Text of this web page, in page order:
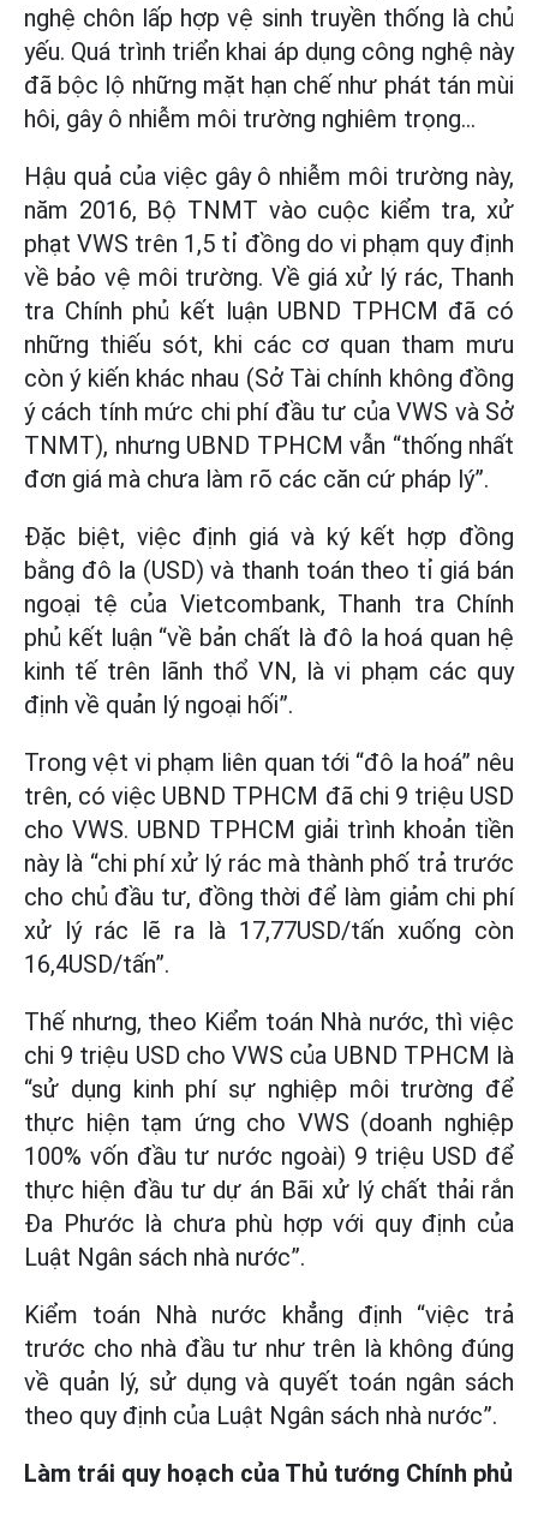
nghệ chôn lấp hợp vệ sinh truyền thống là chủ
yếu. Quá trình triển khai áp dụng công nghệ này
đã bộc lộ những mặt hạn chế như phát tán mùi
hôi, gây ô nhiễm môi trường nghiêm trọng...
Hậu quả của việc gây ô nhiễm môi trường này,
năm 2016, Bộ TNMT vào cuộc kiểm tra, xử
phạt VWS trên 1,5 tỉ đồng do vi phạm quy định
về bảo vệ môi trường. Về giá xử lý rác, Thanh
tra Chính phủ kết luận UBND TPHCM đã có
những thiếu sót, khi các cơ quan tham mưu
còn ý kiến khác nhau (Sở Tài chính không đồng
ý cách tính mức chi phí đầu tư của VWS và Sở
TNMT), nhưng UBND TPHCM vẫn “thống nhất
đơn giá mà chưa làm rõ các căn cứ pháp lý”.
Đặc biệt, việc định giá và ký kết hợp đồng
bằng đô la (USD) và thanh toán theo tỉ giá bán
ngoại tệ của Vietcombank, Thanh tra Chính
phủ kết luận “về bản chất là đô la hoá quan hệ
kinh tế trên lãnh thổ VN, là vi phạm các quy
định về quản lý ngoại hối”.
Trong vệt vi phạm liên quan tới “đô la hoá” nêu
trên, có việc UBND TPHCM đã chi 9 triệu USD
cho VWS. UBND TPHCM giải trình khoản tiền
này là “chi phí xử lý rác mà thành phố trả trước
cho chủ đầu tư, đồng thời để làm giảm chi phí
xử lý rác lẽ ra là 17,77USD/tấn xuống còn
16,4USD/tấn”.
Thế nhưng, theo Kiểm toán Nhà nước, thì việc
chi 9 triệu USD cho VWS của UBND TPHCM là
“sử dụng kinh phí sự nghiệp môi trường để
thực hiện tạm ứng cho VWS (doanh nghiệp
100% vốn đầu tư nước ngoài) 9 triệu USD để
thực hiện đầu tư dự án Bãi xử lý chất thải rắn
Đa Phước là chưa phù hợp với quy định của
Luật Ngân sách nhà nước”.
Kiểm toán Nhà nước khẳng định “việc trả
trước cho nhà đầu tư như trên là không đúng
về quản lý, sử dụng và quyết toán ngân sách
theo quy định của Luật Ngân sách nhà nước”.
Làm trái quy hoạch của Thủ tướng Chính phủ